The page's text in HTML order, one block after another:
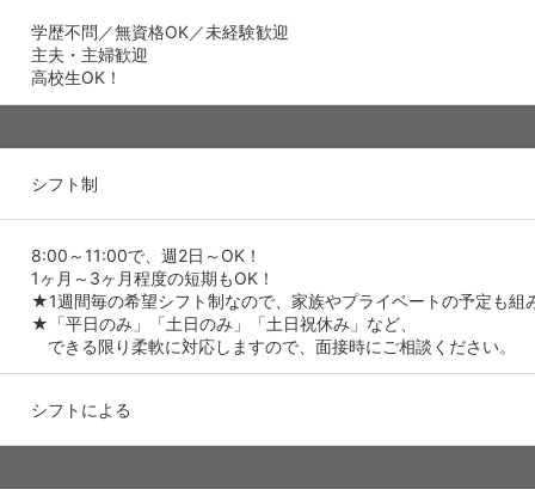
学歴不問／無資格OK／未経験歓迎
主夫・主婦歓迎
高校生OK！
シフト制
8:00～11:00で、週2日～OK！
1ヶ月～3ヶ月程度の短期もOK！
★1週間毎の希望シフト制なので、家族やプライベートの予定も組
★「平日のみ」「土日のみ」「土日祝休み」など、
できる限り柔軟に対応しますので、面接時にご相談ください。
シフトによる